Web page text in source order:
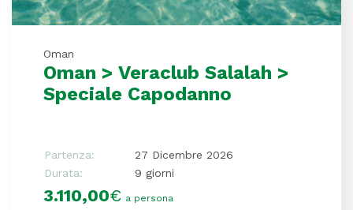
Oman
Oman > Veraclub Salalah >
Speciale Capodanno
Partenza:
27 Dicembre 2026
Durata:
9 giorni
3.110,00€ a persona